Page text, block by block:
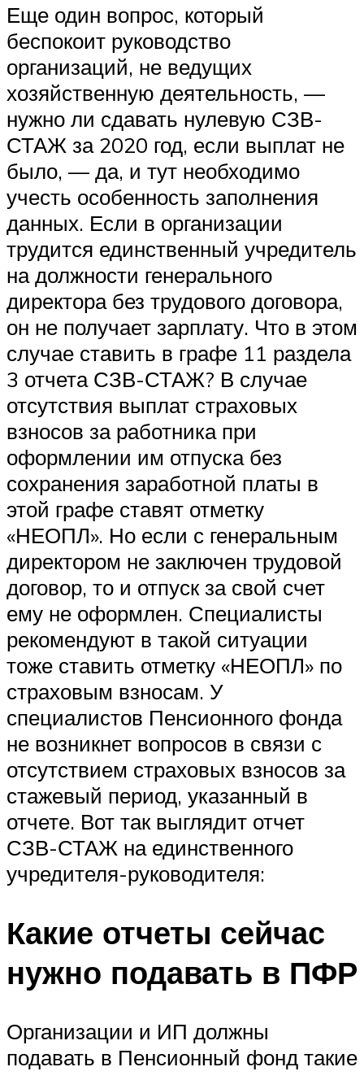
Еще один вопрос, который
беспокоит руководство
организаций, не ведущих
хозяйственную деятельность, —
нужно ли сдавать нулевую СЗВ-
СТАЖ за 2020 год, если выплат не
было, — да, и тут необходимо
учесть особенность заполнения
данных. Если в организации
трудится единственный учредитель
на должности генерального
директора без трудового договора,
он не получает зарплату. Что в этом
случае ставить в графе 11 раздела
3 отчета СЗВ-СТАЖ? В случае
отсутствия выплат страховых
взносов за работника при
оформлении им отпуска без
сохранения заработной платы в
этой графе ставят отметку
«НЕОПЛ». Но если с генеральным
директором не заключен трудовой
договор, то и отпуск за свой счет
ему не оформлен. Специалисты
рекомендуют в такой ситуации
тоже ставить отметку «НЕОПЛ» по
страховым взносам. У
специалистов Пенсионного фонда
не возникнет вопросов в связи с
отсутствием страховых взносов за
стажевый период, указанный в
отчете. Вот так выглядит отчет
СЗВ-СТАЖ на единственного
учредителя-руководителя:
Какие отчеты сейчас
нужно подавать в ПФР
Организации и ИП должны
подавать в Пенсионный фонд такие